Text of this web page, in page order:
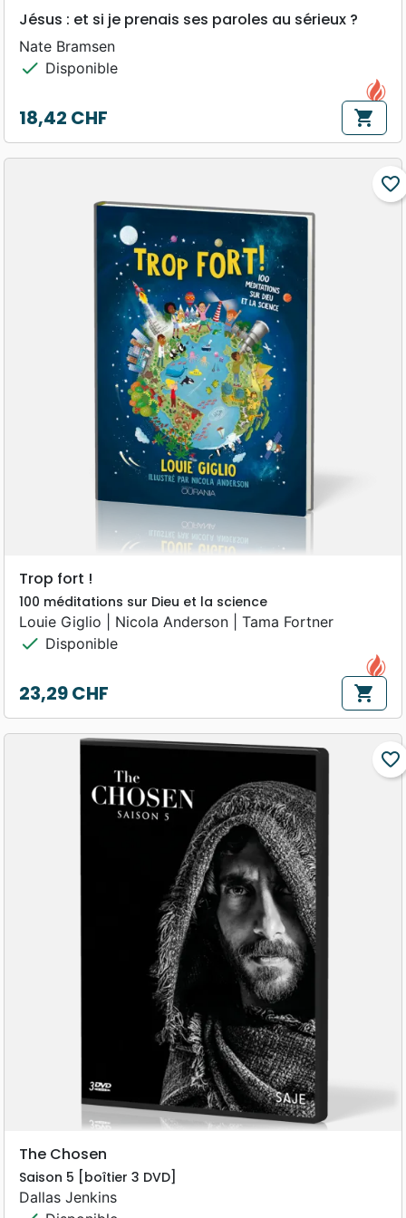
Jésus : et si je prenais ses paroles au sérieux ?
Nate Bramsen
check Disponible
Prix
18,42 CHF shopping_cart
favorite_border
Trop fort !
100 méditations sur Dieu et la science
Louie Giglio | Nicola Anderson | Tama Fortner
check Disponible
Prix
23,29 CHF shopping_cart
favorite_border
The Chosen
Saison 5 [boîtier 3 DVD]
Dallas Jenkins